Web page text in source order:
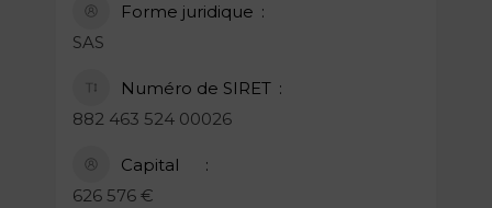
Forme juridique
SAS
Numéro de SIRET
882 463 524 00026
Capital
626 576 €